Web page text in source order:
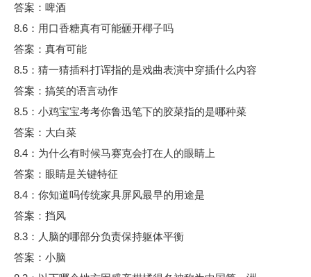
答案：啤酒
8.6：用口香糖真有可能砸开椰子吗
答案：真有可能
8.5：猜一猜插科打诨指的是戏曲表演中穿插什么内容
答案：搞笑的语言动作
8.5：小鸡宝宝考考你鲁迅笔下的胶菜指的是哪种菜
答案：大白菜
8.4：为什么有时候马赛克会打在人的眼睛上
答案：眼睛是关键特征
8.4：你知道吗传统家具屏风最早的用途是
答案：挡风
8.3：人脑的哪部分负责保持躯体平衡
答案：小脑